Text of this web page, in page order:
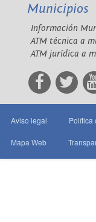
Municipios
Información
ATM técnica a
ATM jurídica a
Aviso legal Política
Mapa Web